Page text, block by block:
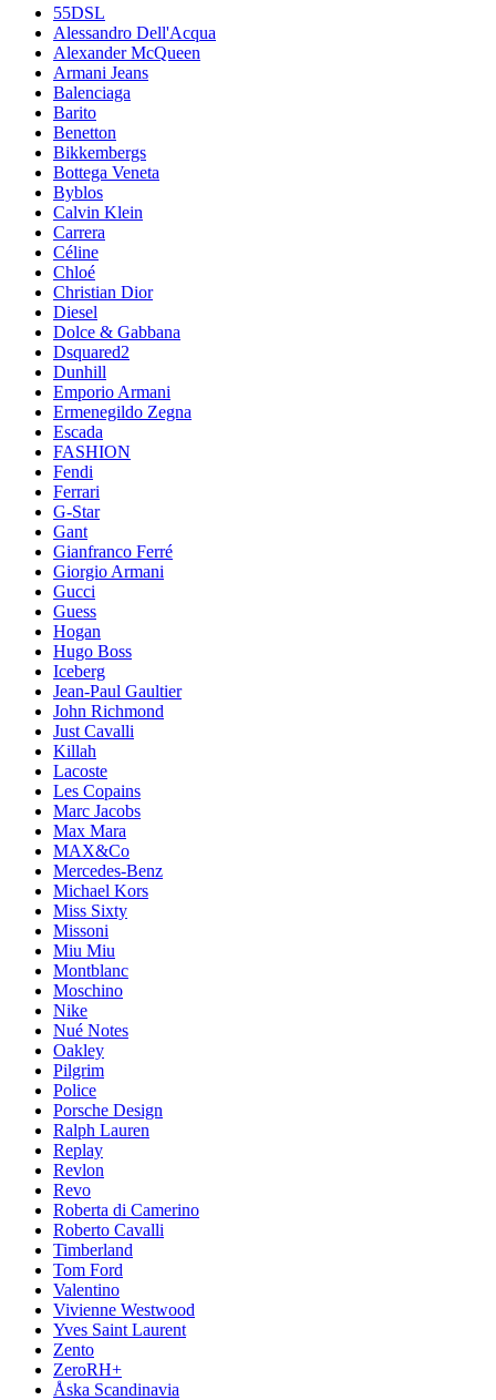
55DSL
Alessandro Dell'Acqua
Alexander McQueen
Armani Jeans
Balenciaga
Barito
Benetton
Bikkembergs
Bottega Veneta
Byblos
Calvin Klein
Carrera
Céline
Chloé
Christian Dior
Diesel
Dolce & Gabbana
Dsquared2
Dunhill
Emporio Armani
Ermenegildo Zegna
Escada
FASHION
Fendi
Ferrari
G-Star
Gant
Gianfranco Ferré
Giorgio Armani
Gucci
Guess
Hogan
Hugo Boss
Iceberg
Jean-Paul Gaultier
John Richmond
Just Cavalli
Killah
Lacoste
Les Copains
Marc Jacobs
Max Mara
MAX&Co
Mercedes-Benz
Michael Kors
Miss Sixty
Missoni
Miu Miu
Montblanc
Moschino
Nike
Nué Notes
Oakley
Pilgrim
Police
Porsche Design
Ralph Lauren
Replay
Revlon
Revo
Roberta di Camerino
Roberto Cavalli
Timberland
Tom Ford
Valentino
Vivienne Westwood
Yves Saint Laurent
Zento
ZeroRH+
Åska Scandinavia